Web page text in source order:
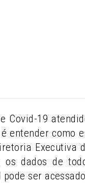
Covid-19
entender como
Executiva
os dados de
ser acessado